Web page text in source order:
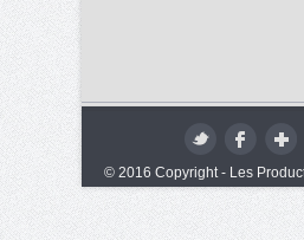
© 2016 Copyright - Les